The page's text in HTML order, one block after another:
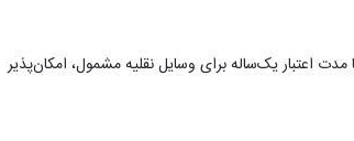
اعتبار یک‌ساله برای وسایل نقلیه مشمول، امکان‌پذیر